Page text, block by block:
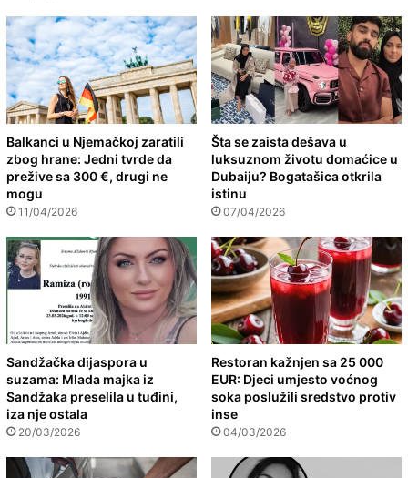
Balkanci u Njemačkoj zaratili
zbog hrane: Jedni tvrde da
prežive sa 300 €, drugi ne
mogu
11/04/2026
Šta se zaista dešava u
luksuznom životu domaćice u
Dubaiju? Bogatašica otkrila
istinu
07/04/2026
Sandžačka dijaspora u
suzama: Mlada majka iz
Sandžaka preselila u tuđini,
iza nje ostala
20/03/2026
Restoran kažnjen sa 25 000
EUR: Djeci umjesto voćnog
soka poslužili sredstvo protiv
inse
04/03/2026